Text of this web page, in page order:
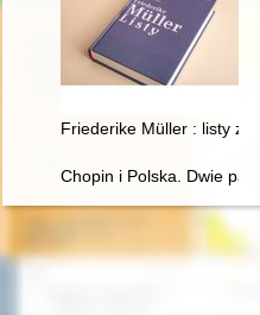
Friederike Müller : listy z
Chopin i Polska. Dwie